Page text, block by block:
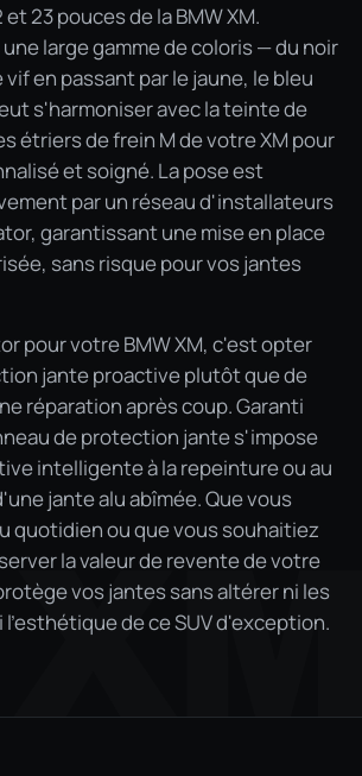
23 pouces de la BMW XM.
large gamme de coloris — du noir
en passant par le jaune, le bleu
s'harmoniser avec la teinte de
étriers de frein M de votre XM pour
et soigné. La pose est
par un réseau d'installateurs
garantissant une mise en place
sans risque pour vos jantes
pour votre BMW XM, c'est opter
jante proactive plutôt que de
réparation après coup. Garanti
de protection jante s'impose
intelligente à la repeinture ou au
jante alu abîmée. Que vous
quotidien ou que vous souhaitiez
la valeur de revente de votre
vos jantes sans altérer ni les
de ce SUV d'exception.